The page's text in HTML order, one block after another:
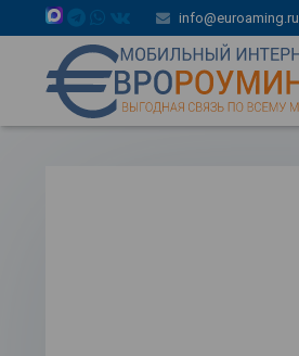
info@euroaming.ru